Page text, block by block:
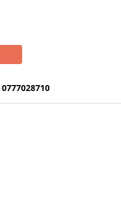
0777028710